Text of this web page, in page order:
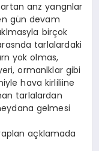
anz yangnlar
gün devam
birçok
tarlalardaki
yok olmas,
ormanlklar gibi
hava kirliliine
tarlalardan
gelmesi
açklamada